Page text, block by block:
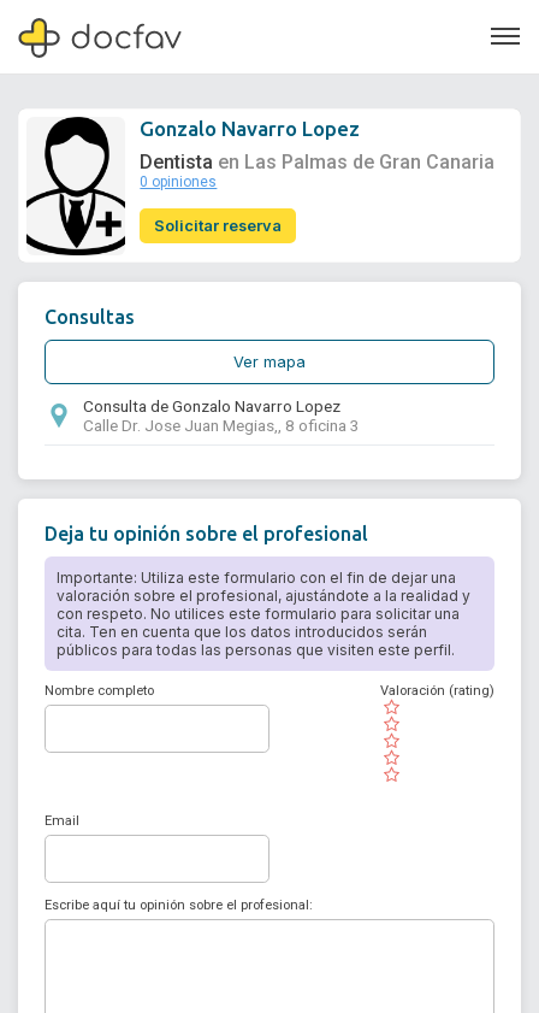
Soporte
Gonzalo Navarro Lopez
Dentista en Las Palmas de Gran Canaria
0 opiniones
Solicitar reserva
Consultas
Ver mapa
Consulta de Gonzalo Navarro Lopez
Calle Dr. Jose Juan Megias,, 8 oficina 3
Deja tu opinión sobre el profesional
Importante: Utiliza este formulario con el fin de dejar una
valoración sobre el profesional, ajustándote a la realidad y
con respeto. No utilices este formulario para solicitar una
cita. Ten en cuenta que los datos introducidos serán
públicos para todas las personas que visiten este perfil.
Nombre completo
( )
( )
( )
( )
( )
Valoración (rating)
Email
Escribe aquí tu opinión sobre el profesional: